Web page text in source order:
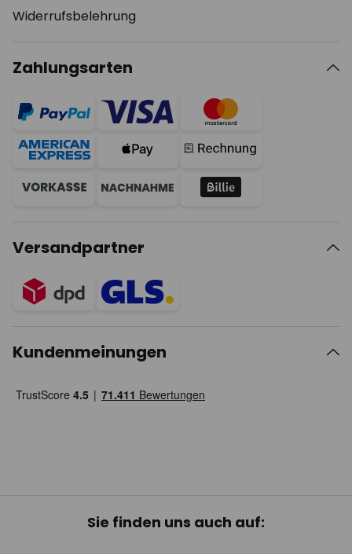
Widerrufsbelehrung
Zahlungsarten
Versandpartner
Kundenmeinungen
Sie finden uns auch auf: